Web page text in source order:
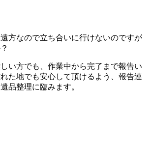
方なので立ち合いに行けないのですが
い方でも、作業中から完了まで報告い
た地でも安心して頂けるよう、報告連
品整理に臨みます。